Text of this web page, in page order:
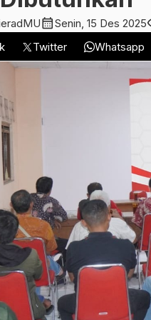
calendar_monthSenin, 15 Des 2025
Twitter Whatsapp